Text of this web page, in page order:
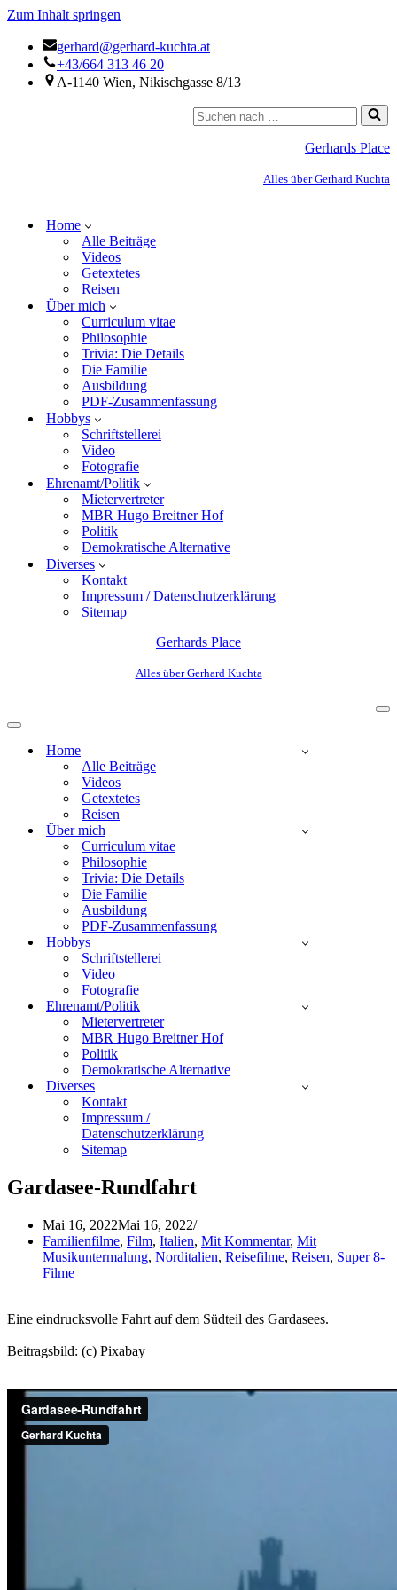
Zum Inhalt springen
gerhard@gerhard-kuchta.at
+43/664 313 46 20
A-1140 Wien, Nikischgasse 8/13
Gerhards Place
Alles über Gerhard Kuchta
Home
Alle Beiträge
Videos
Getextetes
Reisen
Über mich
Curriculum vitae
Philosophie
Trivia: Die Details
Die Familie
Ausbildung
PDF-Zusammenfassung
Hobbys
Schriftstellerei
Video
Fotografie
Ehrenamt/Politik
Mietervertreter
MBR Hugo Breitner Hof
Politik
Demokratische Alternative
Diverses
Kontakt
Impressum / Datenschutzerklärung
Sitemap
Gerhards Place
Alles über Gerhard Kuchta
Home
Alle Beiträge
Videos
Getextetes
Reisen
Über mich
Curriculum vitae
Philosophie
Trivia: Die Details
Die Familie
Ausbildung
PDF-Zusammenfassung
Hobbys
Schriftstellerei
Video
Fotografie
Ehrenamt/Politik
Mietervertreter
MBR Hugo Breitner Hof
Politik
Demokratische Alternative
Diverses
Kontakt
Impressum /
Datenschutzerklärung
Sitemap
Gardasee-Rundfahrt
Mai 16, 2022Mai 16, 2022
Familienfilme, Film, Italien, Mit Kommentar, Mit
Musikuntermalung, Norditalien, Reisefilme, Reisen, Super 8-
Filme
Eine eindrucksvolle Fahrt auf dem Südteil des Gardasees.
Beitragsbild: (c) Pixabay